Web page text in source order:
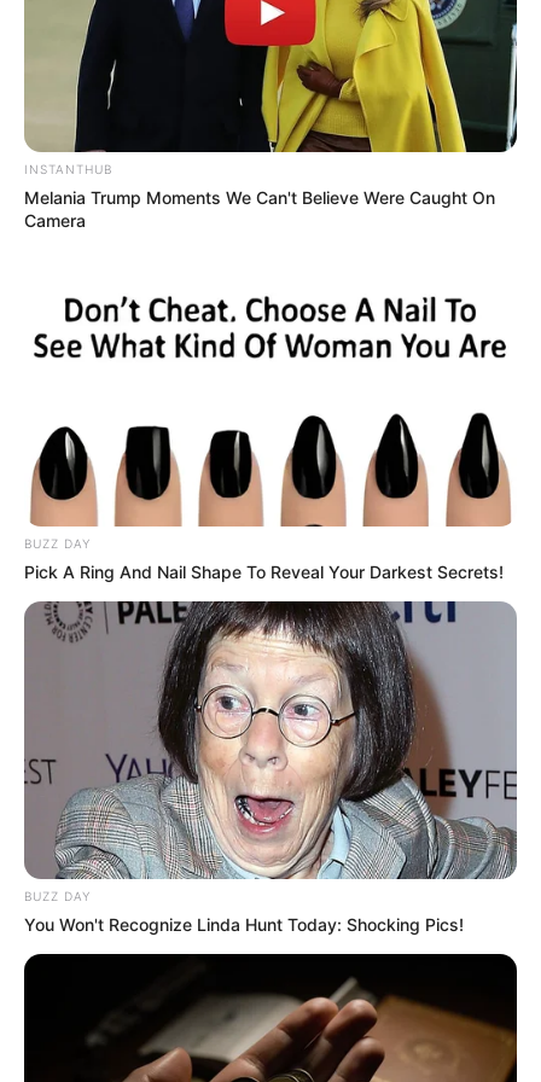
Digər xəbərlər
00:51 / 06 Avqust 2026
İndoneziya sahillərindəzəlzələ oldu
12
INSTANTHUB
Melania Trump Moments We Can't Believe Were Caught On
Camera
BUZZ DAY
Pick A Ring And Nail Shape To Reveal Your Darkest Secrets!
BUZZ DAY
You Won't Recognize Linda Hunt Today: Shocking Pics!